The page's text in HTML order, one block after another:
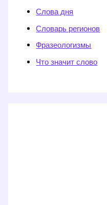
Слова дня
Словарь регионов
Фразеологизмы
Что значит слово